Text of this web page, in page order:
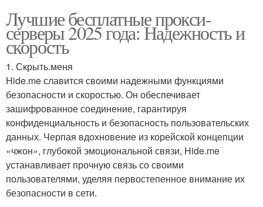
Лучшие бесплатные прокси-
серверы 2025 года: Надежность и
скорость
1. Скрыть.меня
Hide.me славится своими надежными функциями
безопасности и скоростью. Он обеспечивает
зашифрованное соединение, гарантируя
конфиденциальность и безопасность пользовательских
данных. Черпая вдохновение из корейской концепции
«чжон», глубокой эмоциональной связи, Hide.me
устанавливает прочную связь со своими
пользователями, уделяя первостепенное внимание их
безопасности в сети.